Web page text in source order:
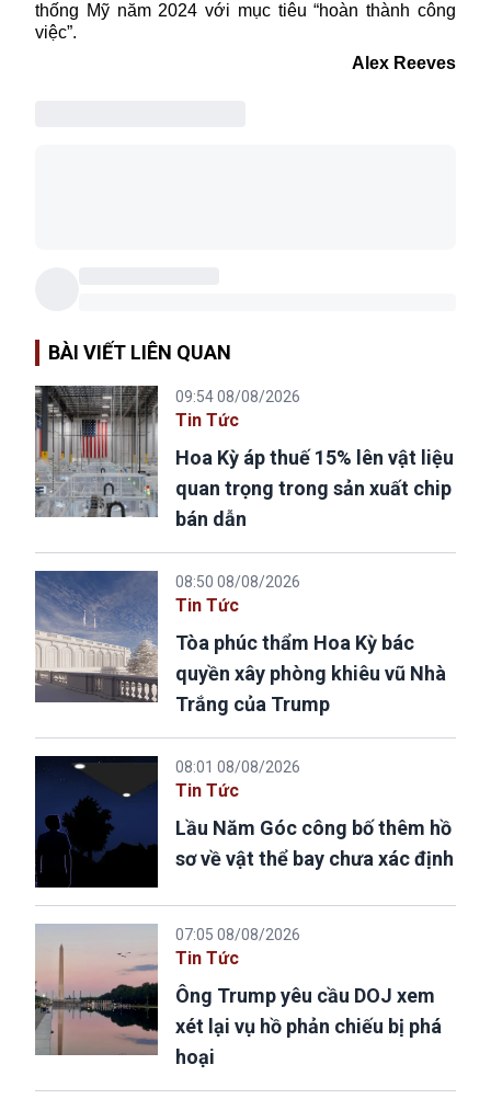
thống Mỹ năm 2024 với mục tiêu “hoàn thành công
việc”.
Alex Reeves
BÀI VIẾT LIÊN QUAN
09:54 08/08/2026
Tin Tức
Hoa Kỳ áp thuế 15% lên vật liệu
quan trọng trong sản xuất chip
bán dẫn
08:50 08/08/2026
Tin Tức
Tòa phúc thẩm Hoa Kỳ bác
quyền xây phòng khiêu vũ Nhà
Trắng của Trump
08:01 08/08/2026
Tin Tức
Lầu Năm Góc công bố thêm hồ
sơ về vật thể bay chưa xác định
07:05 08/08/2026
Tin Tức
Ông Trump yêu cầu DOJ xem
xét lại vụ hồ phản chiếu bị phá
hoại